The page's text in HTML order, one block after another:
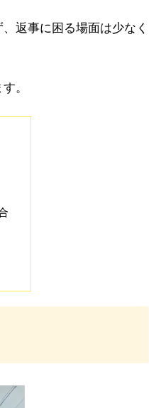
返事に困る場面は少なく
。